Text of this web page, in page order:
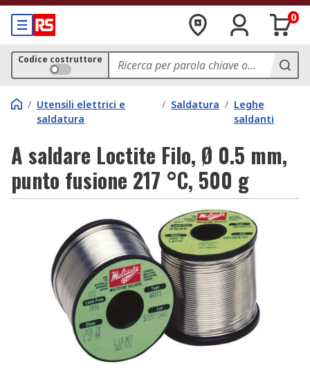
0
Codice costruttore
/ Utensili elettrici e
saldatura
/ Saldatura / Leghe
saldanti
A saldare Loctite Filo, Ø 0.5 mm,
punto fusione 217 °C, 500 g